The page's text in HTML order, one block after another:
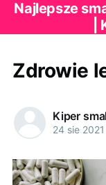
Najlepsze
Zdrowie
Kiper
24 sie 2021